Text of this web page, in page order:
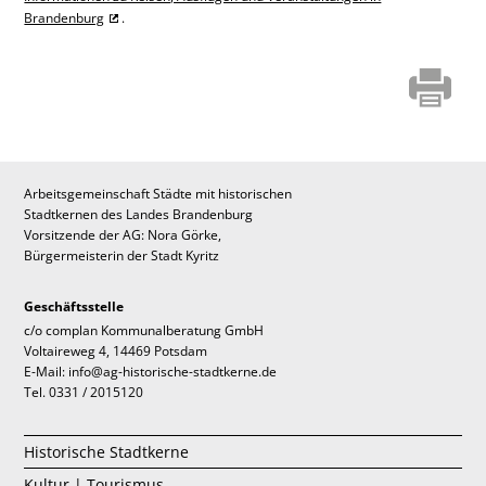
Brandenburg
.
Arbeitsgemeinschaft Städte mit historischen
Stadtkernen des Landes Brandenburg
Vorsitzende der AG: Nora Görke,
Bürgermeisterin der Stadt Kyritz
Geschäftsstelle
c/o complan Kommunalberatung GmbH
Voltaireweg 4, 14469 Potsdam
E-Mail: info@ag-historische-stadtkerne.de
Tel. 0331 / 2015120
Historische Stadtkerne